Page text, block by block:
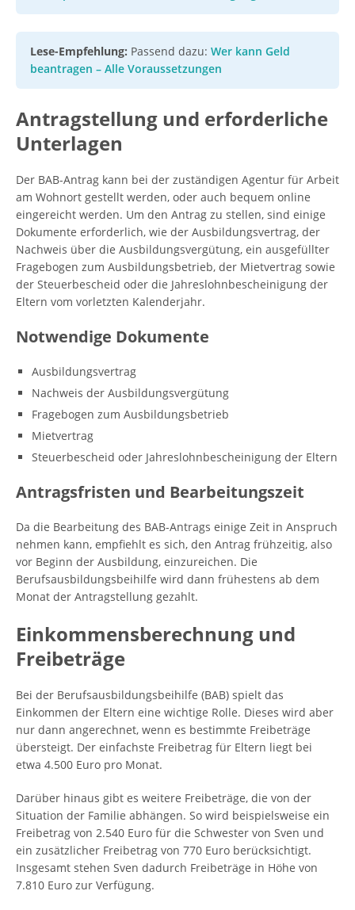
Lese-Empfehlung: Passend dazu: Wer kann Geld
beantragen – Alle Voraussetzungen
Antragstellung und erforderliche
Unterlagen
Der BAB-Antrag kann bei der zuständigen Agentur für Arbeit
am Wohnort gestellt werden, oder auch bequem online
eingereicht werden. Um den Antrag zu stellen, sind einige
Dokumente erforderlich, wie der Ausbildungsvertrag, der
Nachweis über die Ausbildungsvergütung, ein ausgefüllter
Fragebogen zum Ausbildungsbetrieb, der Mietvertrag sowie
der Steuerbescheid oder die Jahreslohnbescheinigung der
Eltern vom vorletzten Kalenderjahr.
Notwendige Dokumente
Ausbildungsvertrag
Nachweis der Ausbildungsvergütung
Fragebogen zum Ausbildungsbetrieb
Mietvertrag
Steuerbescheid oder Jahreslohnbescheinigung der Eltern
Antragsfristen und Bearbeitungszeit
Da die Bearbeitung des BAB-Antrags einige Zeit in Anspruch
nehmen kann, empfiehlt es sich, den Antrag frühzeitig, also
vor Beginn der Ausbildung, einzureichen. Die
Berufsausbildungsbeihilfe wird dann frühestens ab dem
Monat der Antragstellung gezahlt.
Einkommensberechnung und
Freibeträge
Bei der Berufsausbildungsbeihilfe (BAB) spielt das
Einkommen der Eltern eine wichtige Rolle. Dieses wird aber
nur dann angerechnet, wenn es bestimmte Freibeträge
übersteigt. Der einfachste Freibetrag für Eltern liegt bei
etwa 4.500 Euro pro Monat.
Darüber hinaus gibt es weitere Freibeträge, die von der
Situation der Familie abhängen. So wird beispielsweise ein
Freibetrag von 2.540 Euro für die Schwester von Sven und
ein zusätzlicher Freibetrag von 770 Euro berücksichtigt.
Insgesamt stehen Sven dadurch Freibeträge in Höhe von
7.810 Euro zur Verfügung.